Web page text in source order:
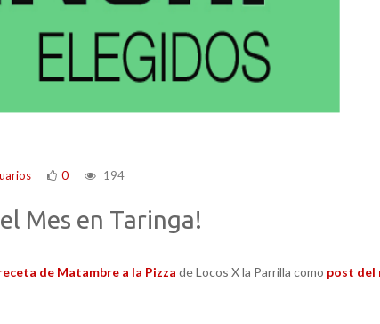
0 194
Mes en Taringa!
de Matambre a la Pizza de Locos X la Parrilla como post del